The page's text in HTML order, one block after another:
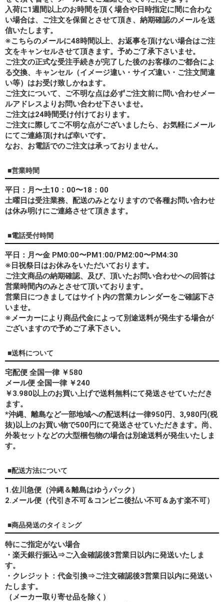
入荷に1週間以上のお時間を頂く場合や日時指定に間に合わな
い場合は、ご注文を保留とさせて頂き、納期確認のメールを送
信いたします。
※こちらのメールに48時間以上、お返事を頂けない場合はご注
文をキャンセルさせて頂きます。予めご了承下さいませ。
ご注文の正式な受注手続きが完了した後のお客様のご都合によ
る交換、キャンセル（イメージ違い・サイズ違い・ご注文間違
い等）はお受け致しかねます。
ご注文について、ご不明な点は必ずご注文前に問い合わせメー
ルアドレスよりお問い合わせ下さいませ。
ご注文は24時間受け付けております。
ご注文に際してご不明な点がございましたら、お気軽にメール
にてご連絡頂ければ幸いです。
なお、 お電話でのご注文は承っておりません。
■営業時間
平日：月〜土10：00〜18：00
土曜日は受注業務、配送のみとなりますので各種お問い合わせ
は休み明けにご連絡させて頂きます。
■電話受付時間
平日：月〜金 PM0:00〜PM1:00/PM2:00〜PM4:30
※日祝祭日はお休みをいただいております。
ご注文商品の納期確認、及び、頂いたお問い合わせへの回答は
営業時間内のみとさせて頂いております。
営業日につきましてはサイト内の営業カレンダーをご確認下さ
いませ。
※メーカーにより商品代金によって別途送料が発生する場合が
ございますので予めご了承下さい。
■送料について
宅配便 全国一律 ￥580
メール便 全国一律 ￥240
￥3.980以上のお買い上げで送料無料にて発送させていただき
ます。
*沖縄、離島など一部地域への配送料は一律950円、3,980円(税
抜)以上のお買い物で500円にて発送させていただきます。尚、
外装セットなどの大型梱包物の場合は別途送料が発生いたしま
す。
■配送方法について
1.佐川急便（沖縄＆離島はゆうパック）
2.メール便（代引き不可＆コンビニ後払い不可＆あす楽不可）
■商品発送のタイミング
特にご指定がない場合
・楽天銀行振込⇒ご入金確認後3営業日以内に発送いたしま
す。
・クレジット：代金引換⇒ご注文確認後3営業日以内に発送い
たします。
（メーカー取り寄せ品を除く）